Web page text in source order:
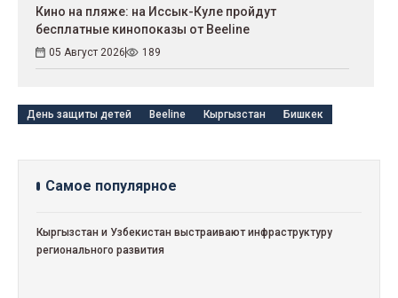
Кино на пляже: на Иссык-Куле пройдут
беcплатные кинопоказы от Beeline
05 Август 2026 189
День защиты детей Beeline Кыргызстан Бишкек
Самое популярное
Кыргызстан и Узбекистан выстраивают инфраструктуру
регионального развития